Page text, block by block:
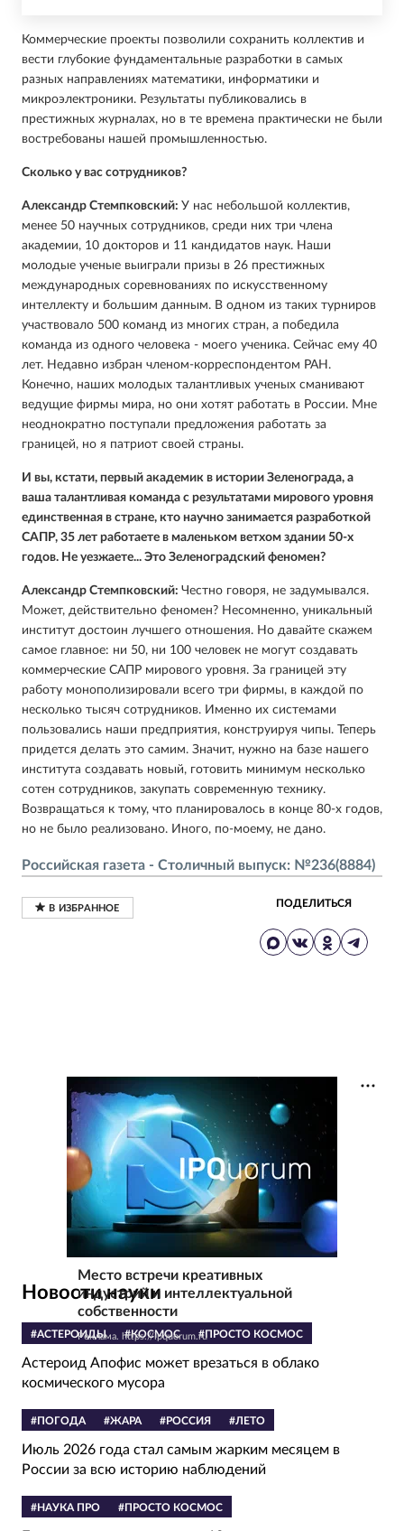
Коммерческие проекты позволили сохранить коллектив и
вести глубокие фундаментальные разработки в самых
разных направлениях математики, информатики и
микроэлектроники. Результаты публиковались в
престижных журналах, но в те времена практически не были
востребованы нашей промышленностью.
Сколько у вас сотрудников?
Александр Стемпковский: У нас небольшой коллектив,
менее 50 научных сотрудников, среди них три члена
академии, 10 докторов и 11 кандидатов наук. Наши
молодые ученые выиграли призы в 26 престижных
международных соревнованиях по искусственному
интеллекту и большим данным. В одном из таких турниров
участвовало 500 команд из многих стран, а победила
команда из одного человека - моего ученика. Сейчас ему 40
лет. Недавно избран членом-корреспондентом РАН.
Конечно, наших молодых талантливых ученых сманивают
ведущие фирмы мира, но они хотят работать в России. Мне
неоднократно поступали предложения работать за
границей, но я патриот своей страны.
И вы, кстати, первый академик в истории Зеленограда, а
ваша талантливая команда с результатами мирового уровня
единственная в стране, кто научно занимается разработкой
САПР, 35 лет работаете в маленьком ветхом здании 50-х
годов. Не уезжаете... Это Зеленоградский феномен?
Александр Стемпковский: Честно говоря, не задумывался.
Может, действительно феномен? Несомненно, уникальный
институт достоин лучшего отношения. Но давайте скажем
самое главное: ни 50, ни 100 человек не могут создавать
коммерческие САПР мирового уровня. За границей эту
работу монополизировали всего три фирмы, в каждой по
несколько тысяч сотрудников. Именно их системами
пользовались наши предприятия, конструируя чипы. Теперь
придется делать это самим. Значит, нужно на базе нашего
института создавать новый, готовить минимум несколько
сотен сотрудников, закупать современную технику.
Возвращаться к тому, что планировалось в конце 80-х годов,
но не было реализовано. Иного, по-моему, не дано.
Российская газета - Столичный выпуск: №236(8884)
ПОДЕЛИТЬСЯ
Место встречи креативных
индустрий и интеллектуальной
собственности
Реклама. https://ipquorum.ru
Новости науки
#АСТЕРОИДЫ #КОСМОС #ПРОСТО КОСМОС
Астероид Апофис может врезаться в облако
космического мусора
#ПОГОДА #ЖАРА #РОССИЯ #ЛЕТО
Июль 2026 года стал самым жарким месяцем в
России за всю историю наблюдений
#НАУКА ПРО #ПРОСТО КОСМОС